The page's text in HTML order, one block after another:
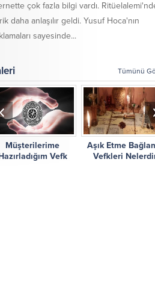
çok fazla bilgi vardı.
daha anlaşılır geldi. Yusuf Hoca'nın
sayesinde...
Tümünü
Müşterilerime
Vefk
Aşık Etme
Vefkleri